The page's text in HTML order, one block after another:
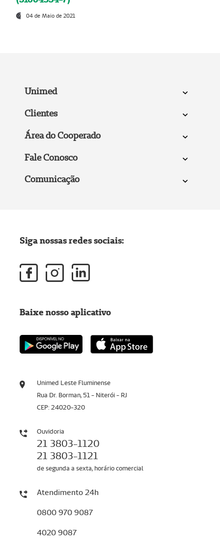
04 de Maio de 2021
Unimed
Clientes
Área do Cooperado
Fale Conosco
Comunicação
Unimed Leste Fluminense
Rua Dr. Borman, 51 - Niterói - RJ
CEP: 24020-320
Ouvidoria
21 3803-1120
21 3803-1121
de segunda a sexta, horário comercial
Atendimento 24h
0800 970 9087
4020 9087
Siga nossas redes sociais:
Baixe nosso aplicativo